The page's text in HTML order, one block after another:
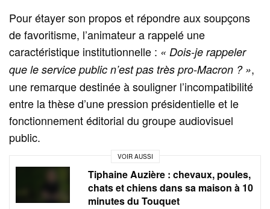
Pour étayer son propos et répondre aux soupçons
de favoritisme, l’animateur a rappelé une
caractéristique institutionnelle : « Dois-je rappeler
que le service public n’est pas très pro-Macron ? »,
une remarque destinée à souligner l’incompatibilité
entre la thèse d’une pression présidentielle et le
fonctionnement éditorial du groupe audiovisuel
public.
VOIR AUSSI
Tiphaine Auzière : chevaux, poules,
chats et chiens dans sa maison à 10
minutes du Touquet